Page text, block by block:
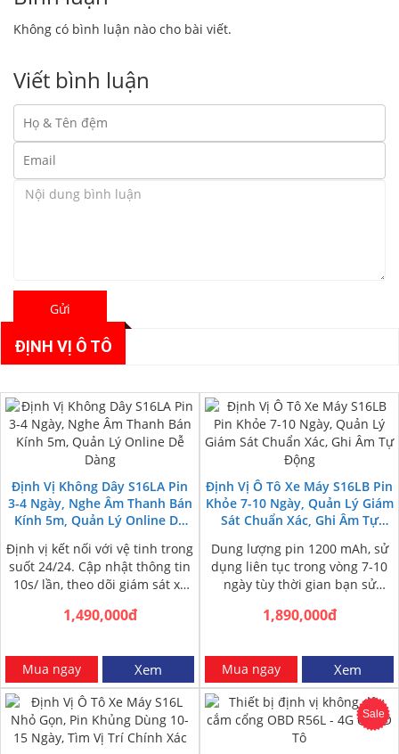
Không có bình luận nào cho bài viết.
Viết bình luận
Gửi
ĐỊNH VỊ Ô TÔ
Định Vị Không Dây S16LA Pin
3-4 Ngày, Nghe Âm Thanh Bán
Kính 5m, Quản Lý Online Dễ
Định vị kết nối với vệ tinh trong
suốt 24/24. Cập nhật thông tin
10s/ lần, theo dõi giám sát xe
1,490,000đ
Mua ngay Xem
Định Vị Ô Tô Xe Máy S16LB Pin
Khỏe 7-10 Ngày, Quản Lý Giám
Sát Chuẩn Xác, Ghi Âm Tự
Dung lượng pin 1200 mAh, sử
dụng liên tục trong vòng 7-10
ngày tùy thời gian bạn sử
1,890,000đ
Mua ngay Xem
Sale